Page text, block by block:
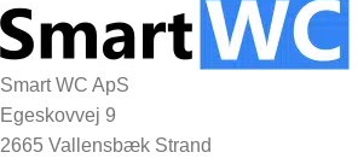
Smart WC ApS
Egeskovvej 9
2665 Vallensbæk Strand